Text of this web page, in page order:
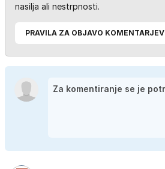
nasilja ali nestrpnosti.
PRAVILA ZA OBJAVO KOMENTARJEV